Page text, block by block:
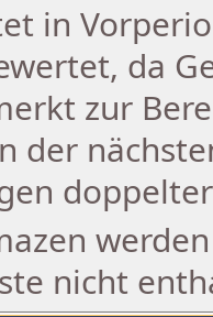
in
da
zur
der
nicht